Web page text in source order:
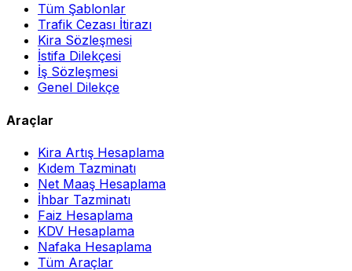
Tüm Şablonlar
Trafik Cezası İtirazı
Kira Sözleşmesi
İstifa Dilekçesi
İş Sözleşmesi
Genel Dilekçe
Araçlar
Kira Artış Hesaplama
Kıdem Tazminatı
Net Maaş Hesaplama
İhbar Tazminatı
Faiz Hesaplama
KDV Hesaplama
Nafaka Hesaplama
Tüm Araçlar